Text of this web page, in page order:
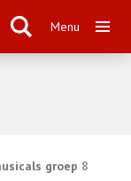
Menu
groep 8